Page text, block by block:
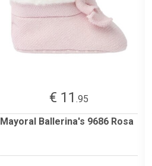
€ 11 .95
Mayoral Ballerina's 9686 Rosa